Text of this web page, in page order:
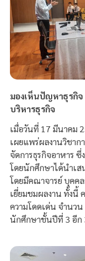
มองเห็นปัญหาธุรกิ
บริหารธุรกิจ
เมื่อวันที่ 17 มีนาคม
เผยแพร่ผลงานวิชา
จัดการธุรกิจอาหาร
โดยนักศึกษาได้นำเ
โดยมีคณาจารย์ บุคค
เยี่ยมชมผลงาน ทั้งนี้
ความโดดเด่น จำนว
นักศึกษาชั้นปีที่ 3 อีก